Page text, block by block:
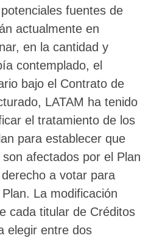
fuentes de
actualmente en
en la cantidad y
contemplado, el
bajo el Contrato de
LATAM ha tenido
el tratamiento de los
para establecer que
afectados por el Plan
a votar para
La modificación
cada titular de Créditos
elegir entre dos